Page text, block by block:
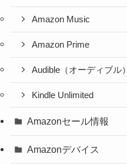
Amazon Music
Amazon Prime
Audible（オーディブル）
Kindle Unlimited
Amazonセール情報
Amazonデバイス